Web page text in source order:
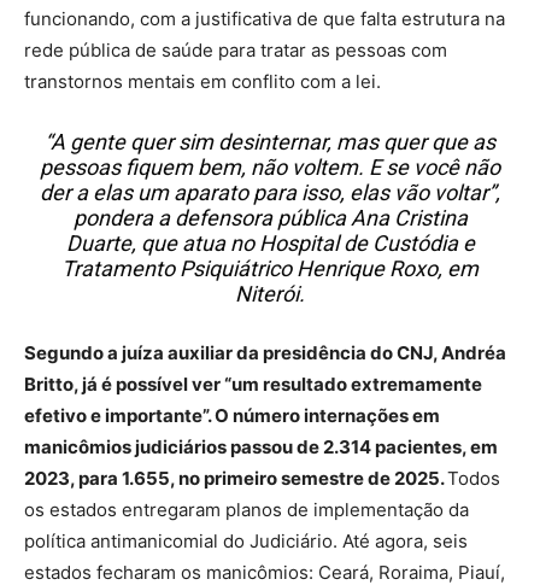
funcionando, com a justificativa de que falta estrutura na
rede pública de saúde para tratar as pessoas com
transtornos mentais em conflito com a lei.
“A gente quer sim desinternar, mas quer que as
pessoas fiquem bem, não voltem. E se você não
der a elas um aparato para isso, elas vão voltar”,
pondera a defensora pública Ana Cristina
Duarte, que atua no Hospital de Custódia e
Tratamento Psiquiátrico Henrique Roxo, em
Niterói.
Segundo a juíza auxiliar da presidência do CNJ, Andréa
Britto, já é possível ver “um resultado extremamente
efetivo e importante”. O número internações em
manicômios judiciários passou de 2.314 pacientes, em
2023, para 1.655, no primeiro semestre de 2025.Todos
os estados entregaram planos de implementação da
política antimanicomial do Judiciário. Até agora, seis
estados fecharam os manicômios: Ceará, Roraima, Piauí,